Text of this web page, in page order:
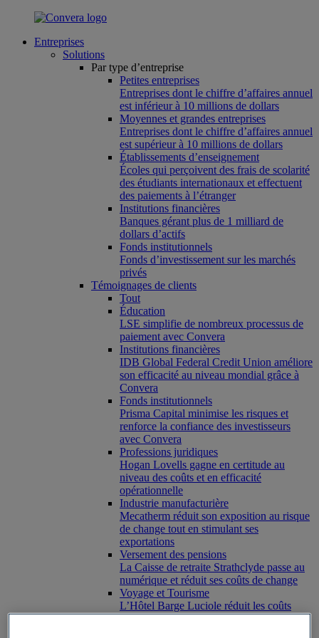
Entreprises
Solutions
Par type d’entreprise
Petites entreprises
Entreprises dont le chiffre d’affaires annuel
est inférieur à 10 millions de dollars
Moyennes et grandes entreprises
Entreprises dont le chiffre d’affaires annuel
est supérieur à 10 millions de dollars
Établissements d’enseignement
Écoles qui perçoivent des frais de scolarité
des étudiants internationaux et effectuent
des paiements à l’étranger
Institutions financières
Banques gérant plus de 1 milliard de
dollars d’actifs
Fonds institutionnels
Fonds d’investissement sur les marchés
privés
Témoignages de clients
Tout
Éducation
LSE simplifie de nombreux processus de
paiement avec Convera
Institutions financières
IDB Global Federal Credit Union améliore
son efficacité au niveau mondial grâce à
Convera
Fonds institutionnels
Prisma Capital minimise les risques et
renforce la confiance des investisseurs
avec Convera
Professions juridiques
Hogan Lovells gagne en certitude au
niveau des coûts et en efficacité
opérationnelle
Industrie manufacturière
Mecatherm réduit son exposition au risque
de change tout en stimulant ses
exportations
Versement des pensions
La Caisse de retraite Strathclyde passe au
numérique et réduit ses coûts de change
Voyage et Tourisme
L’Hôtel Barge Luciole réduit les coûts
pour son entreprise et ses clients